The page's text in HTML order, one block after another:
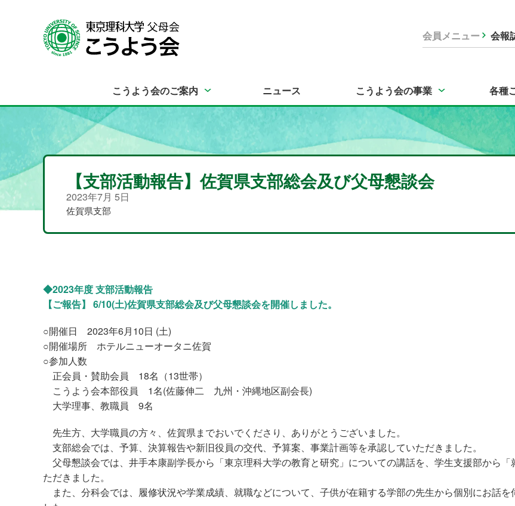
会員メニュー 会報
こうよう会のご案内 ニュース こうよう会の事業 各種
【支部活動報告】佐賀県支部総会及び父母懇談会
2023年7月 5日
佐賀県支部
◆2023年度 支部活動報告
【ご報告】 6/10(土)佐賀県支部総会及び父母懇談会を開催しました。
○開催日 2023年6月10日 (土)
○開催場所 ホテルニューオータニ佐賀
○参加人数
正会員・賛助会員 18名（13世帯）
こうよう会本部役員 1名(佐藤伸二 九州・沖縄地区副会長)
大学理事、教職員 9名
先生方、大学職員の方々、佐賀県までおいでくださり、ありがとうございました。
支部総会では、予算、決算報告や新旧役員の交代、予算案、事業計画等を承認していただきました。
父母懇談会では、井手本康副学長から「東京理科大学の教育と研究」についての講話を、学生支援部から
ただきました。
また、分科会では、履修状況や学業成績、就職などについて、子供が在籍する学部の先生から個別にお話